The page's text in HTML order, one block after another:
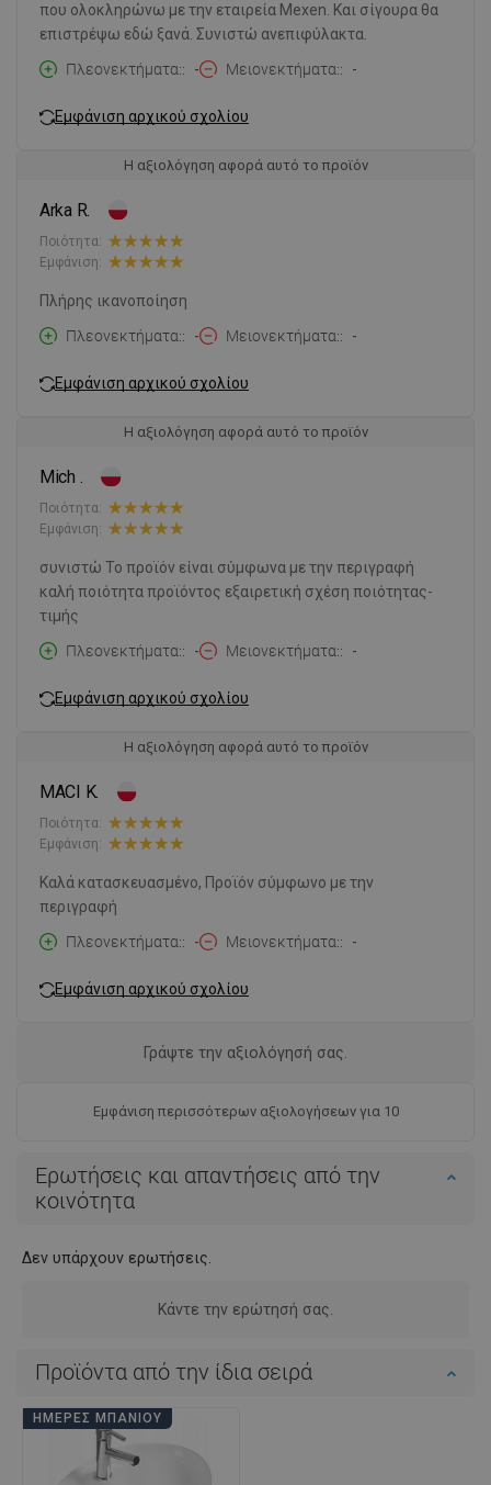
που ολοκληρώνω με την εταιρεία Mexen. Και σίγουρα θα
επιστρέψω εδώ ξανά. Συνιστώ ανεπιφύλακτα.
Πλεονεκτήματα:
- Μειονεκτήματα: -
Εμφάνιση αρχικού σχολίου
Η αξιολόγηση αφορά αυτό το προϊόν
Arka R.
Ποιότητα:
Εμφάνιση:
Πλήρης ικανοποίηση
Πλεονεκτήματα:
- Μειονεκτήματα: -
Εμφάνιση αρχικού σχολίου
Η αξιολόγηση αφορά αυτό το προϊόν
Mich .
Ποιότητα:
Εμφάνιση:
συνιστώ Το προϊόν είναι σύμφωνα με την περιγραφή
καλή ποιότητα προϊόντος εξαιρετική σχέση ποιότητας-
τιμής
Πλεονεκτήματα:
- Μειονεκτήματα: -
Εμφάνιση αρχικού σχολίου
Η αξιολόγηση αφορά αυτό το προϊόν
MACI K.
Ποιότητα:
Εμφάνιση:
Καλά κατασκευασμένο, Προϊόν σύμφωνο με την
περιγραφή
Πλεονεκτήματα:
- Μειονεκτήματα: -
Εμφάνιση αρχικού σχολίου
Εμφάνιση περισσότερων αξιολογήσεων για 10
Γράψτε την αξιολόγησή σας.
Ερωτήσεις και απαντήσεις από την
κοινότητα
Δεν υπάρχουν ερωτήσεις.
Κάντε την ερώτησή σας.
Προϊόντα από την ίδια σειρά
ΗΜΈΡΕΣ ΜΠΆΝΙΟΥ